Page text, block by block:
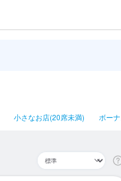
小さなお店(20席未満) ボー